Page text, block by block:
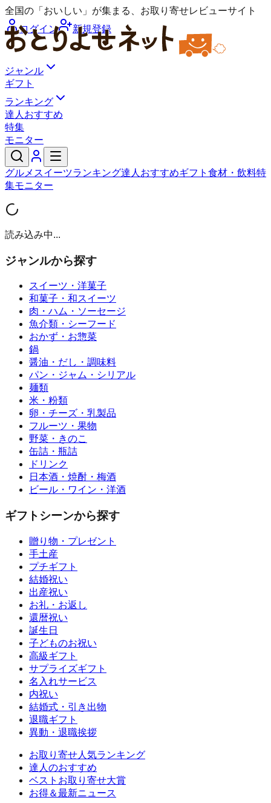
全国の「おいしい」が集まる、お取り寄せレビューサイト
ログイン
新規登録
ジャンル
ギフト
ランキング
達人おすすめ
特集
モニター
グルメ スイーツランキング達人おすすめギフト 食材・飲料特
集モニター
読み込み中...
ジャンルから探す
スイーツ・洋菓子
和菓子・和スイーツ
肉・ハム・ソーセージ
魚介類・シーフード
おかず・お惣菜
鍋
醤油・だし・調味料
パン・ジャム・シリアル
麺類
米・粉類
卵・チーズ・乳製品
フルーツ・果物
野菜・きのこ
缶詰・瓶詰
ドリンク
日本酒・焼酎・梅酒
ビール・ワイン・洋酒
ギフトシーンから探す
贈り物・プレゼント
手土産
プチギフト
結婚祝い
出産祝い
お礼・お返し
還暦祝い
誕生日
子どものお祝い
高級ギフト
サプライズギフト
名入れサービス
内祝い
結婚式・引き出物
退職ギフト
異動・退職挨拶
お取り寄せ人気ランキング
達人のおすすめ
ベストお取り寄せ大賞
お得＆最新ニュース